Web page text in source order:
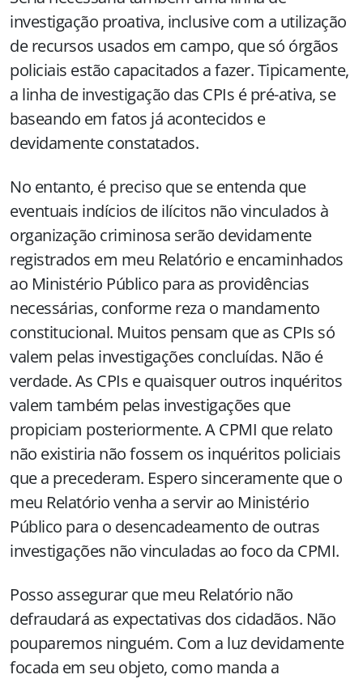
investigação proativa, inclusive com a utilização
de recursos usados em campo, que só órgãos
policiais estão capacitados a fazer. Tipicamente,
a linha de investigação das CPIs é pré-ativa, se
baseando em fatos já acontecidos e
devidamente constatados.
No entanto, é preciso que se entenda que
eventuais indícios de ilícitos não vinculados à
organização criminosa serão devidamente
registrados em meu Relatório e encaminhados
ao Ministério Público para as providências
necessárias, conforme reza o mandamento
constitucional. Muitos pensam que as CPIs só
valem pelas investigações concluídas. Não é
verdade. As CPIs e quaisquer outros inquéritos
valem também pelas investigações que
propiciam posteriormente. A CPMI que relato
não existiria não fossem os inquéritos policiais
que a precederam. Espero sinceramente que o
meu Relatório venha a servir ao Ministério
Público para o desencadeamento de outras
investigações não vinculadas ao foco da CPMI.
Posso assegurar que meu Relatório não
defraudará as expectativas dos cidadãos. Não
pouparemos ninguém. Com a luz devidamente
focada em seu objeto, como manda a